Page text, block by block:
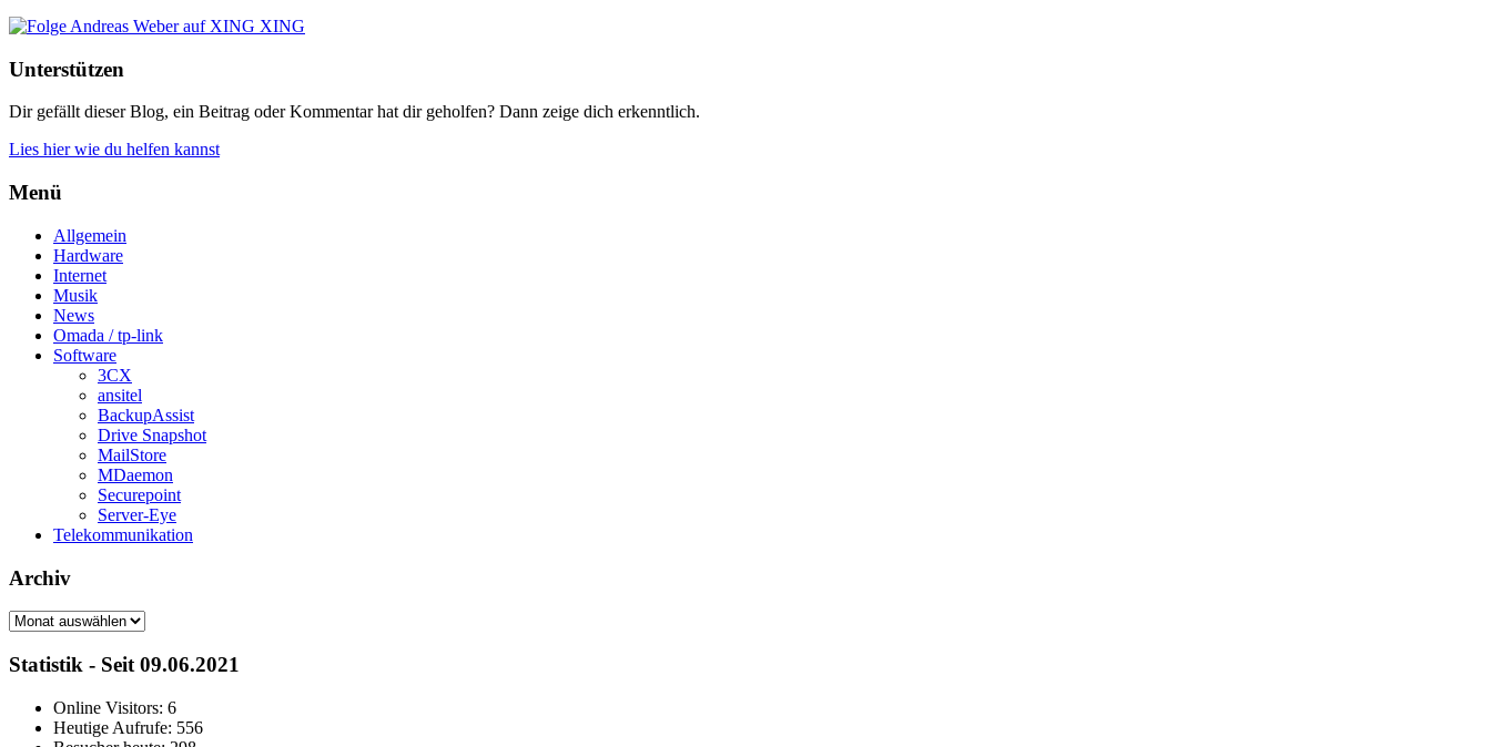
XING
Unterstützen
Dir gefällt dieser Blog, ein Beitrag oder Kommentar hat dir geholfen? Dann zeige dich erkenntlich.
Lies hier wie du helfen kannst
Menü
Allgemein
Hardware
Internet
Musik
News
Omada / tp-link
Software
3CX
ansitel
BackupAssist
Drive Snapshot
MailStore
MDaemon
Securepoint
Server-Eye
Telekommunikation
Archiv
Archiv
Statistik - Seit 09.06.2021
Online Visitors: 6
Heutige Aufrufe: 556